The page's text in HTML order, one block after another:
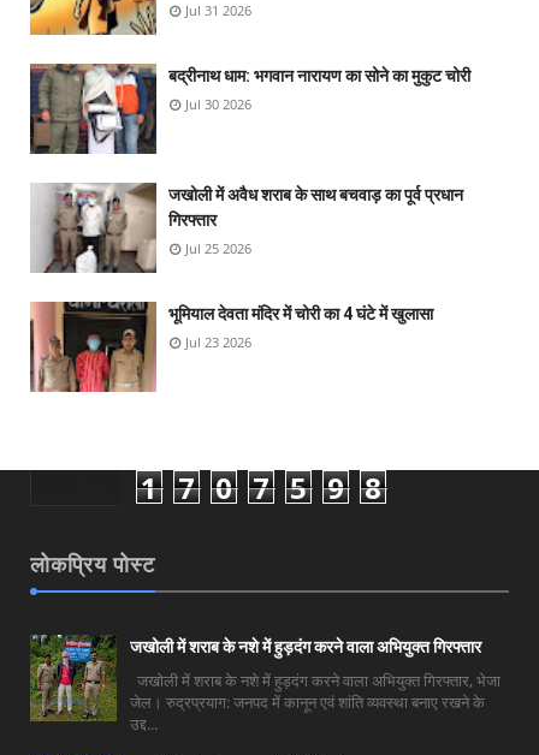
Jul 31 2026
बद्रीनाथ धाम: भगवान नारायण का सोने का मुकुट चोरी
Jul 30 2026
जखोली में अवैध शराब के साथ बचवाड़ का पूर्व प्रधान
गिरफ्तार
Jul 25 2026
भूमियाल देवता मंदिर में चोरी का 4 घंटे में खुलासा
Jul 23 2026
1 7 0 7 5 9 8
लोकप्रिय पोस्ट
जखोली में शराब के नशे में हुड़दंग करने वाला अभियुक्त गिरफ्तार
जखोली में शराब के नशे में हुड़दंग करने वाला अभियुक्त गिरफ्तार, भेजा
जेल। रुद्रप्रयाग: जनपद में कानून एवं शांति व्यवस्था बनाए रखने के
उद्द...